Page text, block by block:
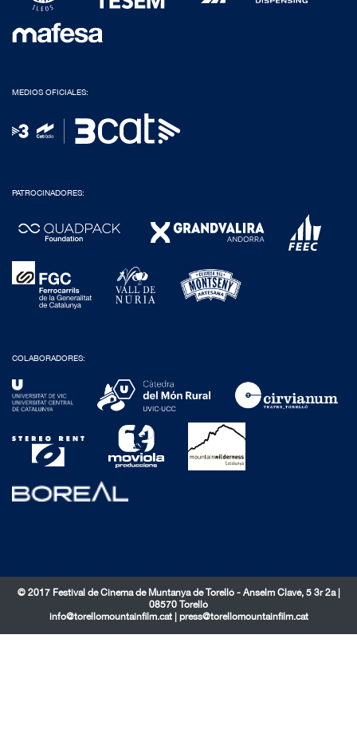
MEDIOS OFICIALES:
PATROCINADORES:
COLABORADORES:
© 2017 Festival de Cinema de Muntanya de Torelló - Anselm Clavé, 5 3r 2a |
08570 Torelló
info@torellomountainfilm.cat
press@torellomountainfilm.cat